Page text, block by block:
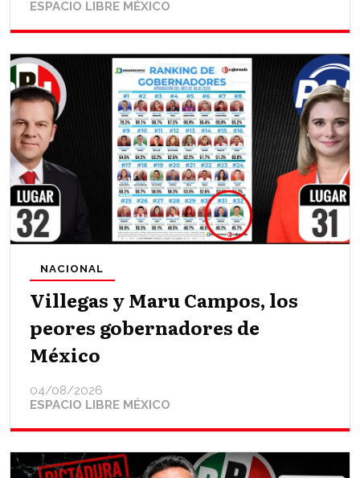
ESPACIO LIBRE MÉXICO
Villegas y Maru Campos, los
peores gobernadores de
México
ESPACIO LIBRE MÉXICO
NACIONAL
04/08/2026